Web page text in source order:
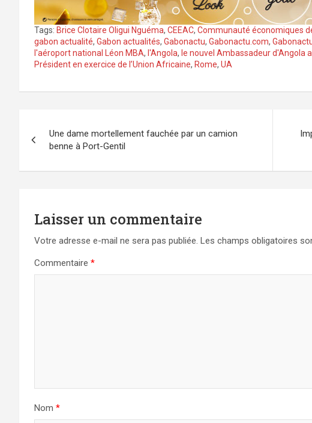
Tags: Brice Clotaire Oligui Nguéma, CEEAC, Communauté économiques
gabon actualité, Gabon actualités, Gabonactu, Gabonactu.com,
l'aéroport national Léon MBA, l'Angola, le nouvel Ambassadeur d'Angola
Président en exercice de l’Union Africaine, Rome, UA
de
l’article
Une dame mortellement fauchée par un camion
benne à Port-Gentil
Laisser un commentaire
Votre adresse e-mail ne sera pas publiée. Les champs obligatoires
Commentaire *
Nom *